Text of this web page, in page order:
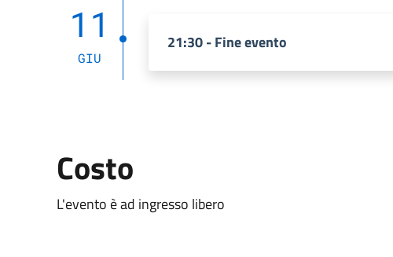
11
GIU
21:30 - Fine evento
Costo
L'evento è ad ingresso libero